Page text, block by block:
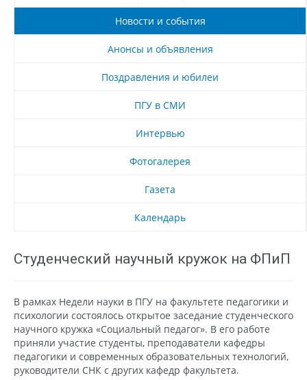
Новости и события
Анонсы и объявления
Поздравления и юбилеи
ПГУ в СМИ
Интервью
Фотогалерея
Газета
Календарь
Студенческий научный кружок на ФПиП
В рамках Недели науки в ПГУ на факультете педагогики и
психологии состоялось открытое заседание студенческого
научного кружка «Социальный педагог». В его работе
приняли участие студенты, преподаватели кафедры
педагогики и современных образовательных технологий,
руководители СНК с других кафедр факультета.